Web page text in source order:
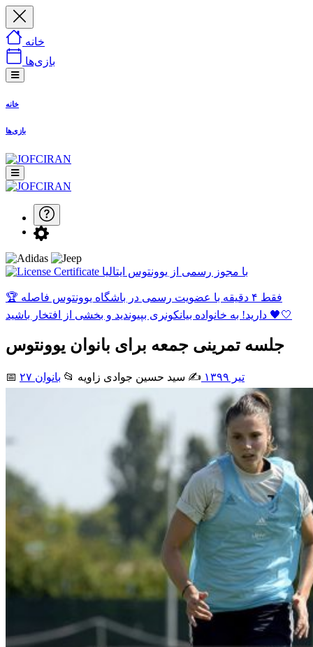
خانه
بازی‌ها
خانه
بازی‌ها
با مجوز رسمی از یوونتوس ایتالیا
🏆 فقط ۴ دقیقه با عضویت رسمی در باشگاه یوونتوس فاصله
دارید! به خانواده بیانکونری بپیوندید و بخشی از افتخار باشید 🖤🤍
جلسه تمرینی جمعه برای بانوان یوونتوس
📅 ۲۷ تیر ۱۳۹۹ ✍️ سید حسین جوادی زاويه 📂 بانوان